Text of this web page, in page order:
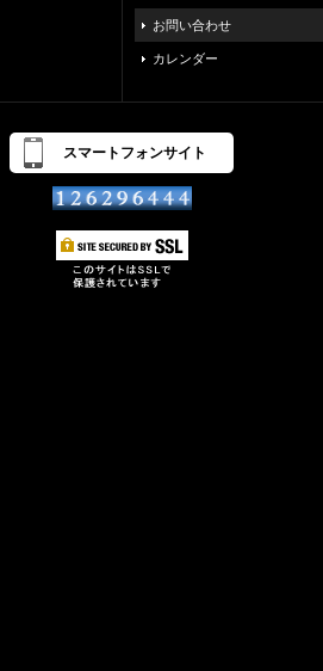
お問い合わせ
カレンダー
スマートフォンサイト